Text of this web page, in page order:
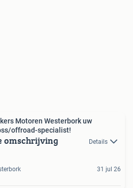
Motoren Westerbork uw
offroad-specialist!
omschrijving Details
31 jul 26